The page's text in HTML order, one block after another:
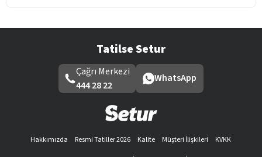
Tatilse Setur
Çağrı Merkezi
444 28 22
WhatsApp
Hakkımızda Resmi Tatiller 2026 Kalite Müşteri İlişkileri
KVKK